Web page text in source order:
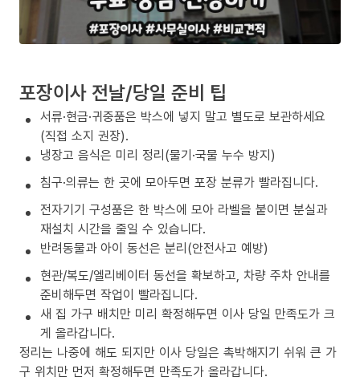
포장이사 전날/당일 준비 팁
서류·현금·귀중품은 박스에 넣지 말고 별도로 보관하세요
(직접 소지 권장).
냉장고 음식은 미리 정리(물기·국물 누수 방지)
침구·의류는 한 곳에 모아두면 포장 분류가 빨라집니다.
전자기기 구성품은 한 박스에 모아 라벨을 붙이면 분실과
재설치 시간을 줄일 수 있습니다.
반려동물과 아이 동선은 분리(안전사고 예방)
현관/복도/엘리베이터 동선을 확보하고, 차량 주차 안내를
준비해두면 작업이 빨라집니다.
새 집 가구 배치만 미리 확정해두면 이사 당일 만족도가 크
게 올라갑니다.
정리는 나중에 해도 되지만 이사 당일은 촉박해지기 쉬워 큰 가
구 위치만 먼저 확정해두면 만족도가 올라갑니다.